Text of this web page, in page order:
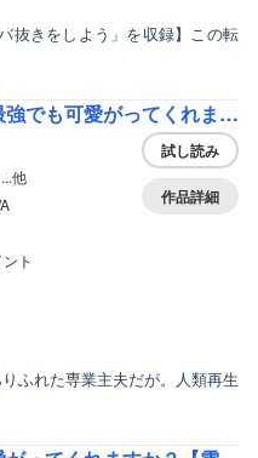
抜きをしよう」を収録】この転
【合本版】理想の娘なら世界最強でも可愛がってくれますか？
他
ト
試し読み
作品詳細
ふれた専業主夫だが。人類再生